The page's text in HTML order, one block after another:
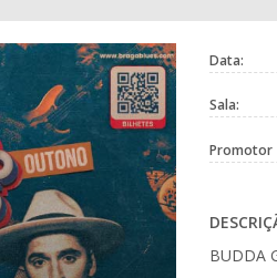
Data:
Sala:
Promotor
BUDDA